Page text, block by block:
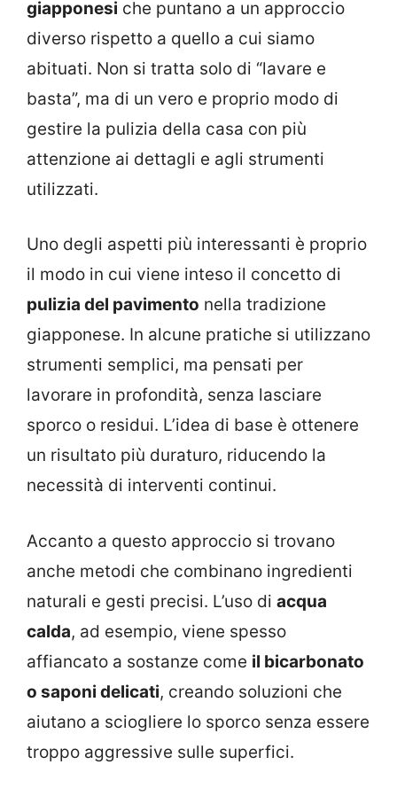
giapponesi che puntano a un approccio
diverso rispetto a quello a cui siamo
abituati. Non si tratta solo di “lavare e
basta”, ma di un vero e proprio modo di
gestire la pulizia della casa con più
attenzione ai dettagli e agli strumenti
utilizzati.
Uno degli aspetti più interessanti è proprio
il modo in cui viene inteso il concetto di
pulizia del pavimento nella tradizione
giapponese. In alcune pratiche si utilizzano
strumenti semplici, ma pensati per
lavorare in profondità, senza lasciare
sporco o residui. L’idea di base è ottenere
un risultato più duraturo, riducendo la
necessità di interventi continui.
Accanto a questo approccio si trovano
anche metodi che combinano ingredienti
naturali e gesti precisi. L’uso di acqua
calda, ad esempio, viene spesso
affiancato a sostanze come il bicarbonato
o saponi delicati, creando soluzioni che
aiutano a sciogliere lo sporco senza essere
troppo aggressive sulle superfici.